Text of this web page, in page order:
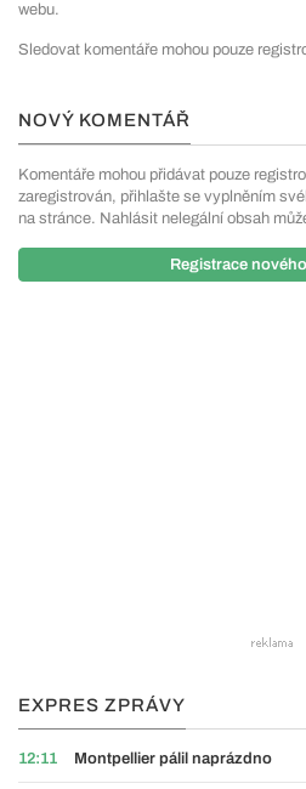
webu.
Sledovat komentáře mohou pouze
NOVÝ KOMENTÁŘ
Komentáře mohou přidávat pouze
zaregistrován, přihlašte se vyplněním
na stránce. Nahlásit nelegální obsah
Registrace
EXPRES ZPRÁVY
12:11 Montpellier pálil naprázdno